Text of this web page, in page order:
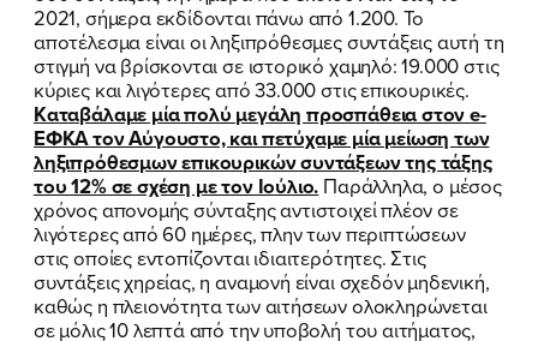
ΕΚΔΗΛΩΣΕΙΣ
ΝΕΑ
ΕΛΑ ΚΙ ΕΣΥ
FB IN TW YT LN VB TIKTOK
2021, σήμερα εκδίδονται πάνω από 1.200. Το
αποτέλεσμα είναι οι ληξιπρόθεσμες συντάξεις αυτή τη
στιγμή να βρίσκονται σε ιστορικό χαμηλό: 19.000 στις
κύριες και λιγότερες από 33.000 στις επικουρικές.
Καταβάλαμε μία πολύ μεγάλη προσπάθεια στονe-
ΕΦΚΑ τον Αύγουστο, και πετύχαμε μία μείωση των
ληξιπρόθεσμων επικουρικών συντάξεων της τάξης
του 12% σε σχέση με τον Ιούλιο. Παράλληλα, ο μέσος
χρόνος απονομής σύνταξης αντιστοιχεί πλέον σε
λιγότερες από 60 ημέρες, πλην των περιπτώσεων
στις οποίες εντοπίζονται ιδιαιτερότητες. Στις
συντάξεις χηρείας, η αναμονή είναι σχεδόν μηδενική,
καθώς η πλειονότητα των αιτήσεων ολοκληρώνεται
σε μόλις 10 λεπτά από την υποβολή του αιτήματος,